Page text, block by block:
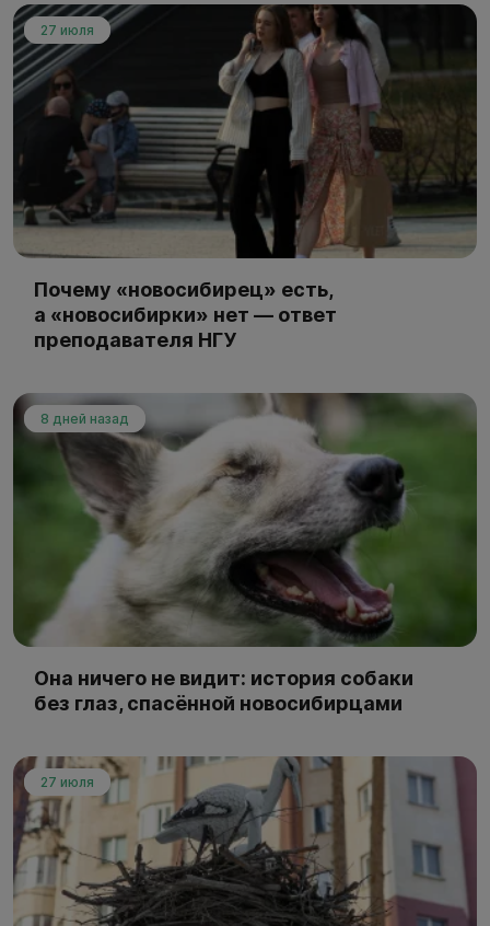
27 июля
Почему «новосибирец» есть,
а «новосибирки» нет — ответ
преподавателя НГУ
8 дней назад
Она ничего не видит: история собаки
без глаз, спасённой новосибирцами
27 июля